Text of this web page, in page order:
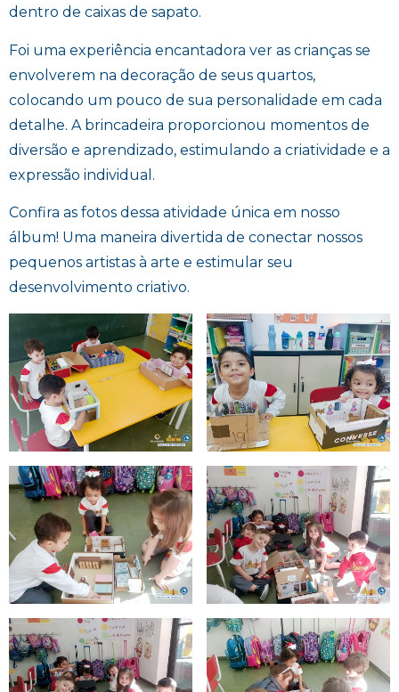
dentro de caixas de sapato.
Foi uma experiência encantadora ver as crianças se
envolverem na decoração de seus quartos,
colocando um pouco de sua personalidade em cada
detalhe. A brincadeira proporcionou momentos de
diversão e aprendizado, estimulando a criatividade e a
expressão individual.
Confira as fotos dessa atividade única em nosso
álbum! Uma maneira divertida de conectar nossos
pequenos artistas à arte e estimular seu
desenvolvimento criativo.